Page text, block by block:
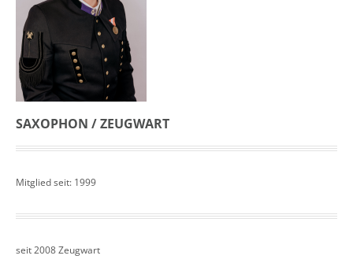
SAXOPHON / ZEUGWART
Mitglied seit: 1999
seit 2008 Zeugwart